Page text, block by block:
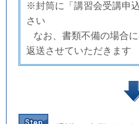
※封筒に「講習会受講申
さい
なお、書類不備の場合
返送させていただきます